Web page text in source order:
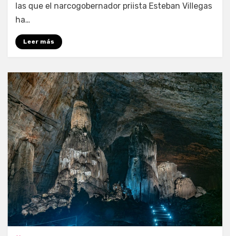
las que el narcogobernador priista Esteban Villegas
ha…
Leer más